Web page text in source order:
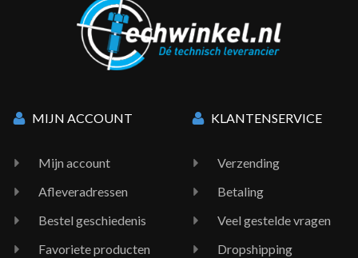
MIJN ACCOUNT
Mijn account
Afleveradressen
Bestel geschiedenis
Favoriete producten
KLANTENSERVICE
Verzending
Betaling
Veel gestelde vragen
Dropshipping